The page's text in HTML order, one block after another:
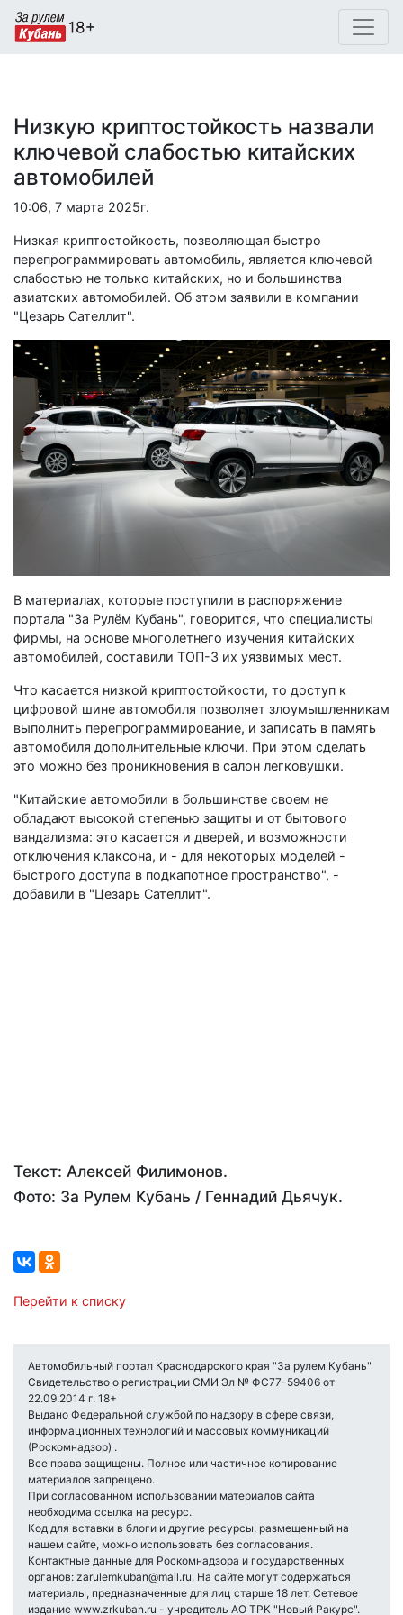
Низкую криптостойкость назвали
ключевой слабостью китайских
автомобилей
10:06, 7 марта 2025г.
Низкая криптостойкость, позволяющая быстро
перепрограммировать автомобиль, является ключевой
слабостью не только китайских, но и большинства
азиатских автомобилей. Об этом заявили в компании
"Цезарь Сателлит".
В материалах, которые поступили в распоряжение
портала "За Рулём Кубань", говорится, что специалисты
фирмы, на основе многолетнего изучения китайских
автомобилей, составили ТОП-3 их уязвимых мест.
Что касается низкой криптостойкости, то доступ к
цифровой шине автомобиля позволяет злоумышленникам
выполнить перепрограммирование, и записать в память
автомобиля дополнительные ключи. При этом сделать
это можно без проникновения в салон легковушки.
"Китайские автомобили в большинстве своем не
обладают высокой степенью защиты и от бытового
вандализма: это касается и дверей, и возможности
отключения клаксона, и - для некоторых моделей -
быстрого доступа в подкапотное пространство", -
добавили в "Цезарь Сателлит".
Текст: Алексей Филимонов.
Фото: За Рулем Кубань / Геннадий Дьячук.
Перейти к списку
Автомобильный портал Краснодарского края "За рулем Кубань"
Свидетельство о регистрации СМИ Эл № ФС77-59406 от
22.09.2014 г. 18+
Выдано Федеральной службой по надзору в сфере связи,
информационных технологий и массовых коммуникаций
(Роскомнадзор) .
Все права защищены. Полное или частичное копирование
материалов запрещено.
При согласованном использовании материалов сайта
необходима ссылка на ресурс.
Код для вставки в блоги и другие ресурсы, размещенный на
нашем сайте, можно использовать без согласования.
Контактные данные для Роскомнадзора и государственных
органов: zarulemkuban@mail.ru. На сайте могут содержаться
материалы, предназначенные для лиц старше 18 лет. Сетевое
издание www.zrkuban.ru - учредитель АО ТРК "Новый Ракурс".